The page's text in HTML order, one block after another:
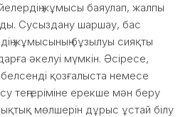
жұмысы баяулап, жалпы
Сусыздану шаршау, бас
жұмысының бұзылуы сияқты
әкелуі мүмкін. Әсіресе,
қозғалыста немесе
теңгеріміне ерекше мән беру
мөлшерін дұрыс ұстай білу